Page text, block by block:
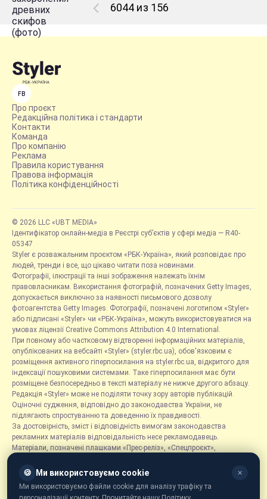
6044 из 156
FB
Про проєкт
Редакційна політика і стандарти
Контакти
Команда
Про компанію
Реклама
Правила користування
Правова інформація
Політика конфіденційності
© 2026 LLC «UBT MEDIA»
Ідентифікатор онлайн-медіа в Реєстрі суб’єктів у сфері медіа — R40-
05347
Styler є розважальним проєктом «РБК-Україна», який розповідає про
людей, тренди і все, що цікаво читати поза новинами.
Фотографії, ілюстрації та інші зображення належать їхнім
правовласникам. Використання фотографій, позначених Getty Images,
допускається виключно за наявності письмового дозволу
фотоагентства Getty Images. Фотографії, позначені логотипом «Styler»
або підписані «Styler» чи «РБК-Україна», можуть використовуватися на
умовах ліцензії Creative Commons Attribution 4.0 International.
При повному або частковому відтворенні інформаційних матеріалів,
опублікованих на вебсайті «Styler» (styler.rbc.ua), обов'язковим є
розміщення активного гіперпосилання на styler.rbc.ua, відкритого для
індексації пошуковими системами. Таке гіперпосилання має бути
розміщене безпосередньо в тексті матеріалу не нижче другого абзацу.
Редакція «Styler» може не поділяти точку зору авторів публікацій.
Оціночні судження, відповідно до законодавства України, не
підлягають спростуванню та доведенню їх правдивості.
За достовірність, зміст і відповідність вимогам законодавства
рекламних матеріалів відповідальність несе рекламодавець.
Матеріали, позначені плашками «Прес-реліз», «Спецпроєкт»,
розміщуються на правах реклами.
Рубрика «Новини компаній» є інформаційним форматом, що містить
новини, повідомлення та оголошення, пов'язані з діяльністю
🍪 Ми використовуємо cookie ✕
Ми використовуємо файли cookie для аналізу трафіку та